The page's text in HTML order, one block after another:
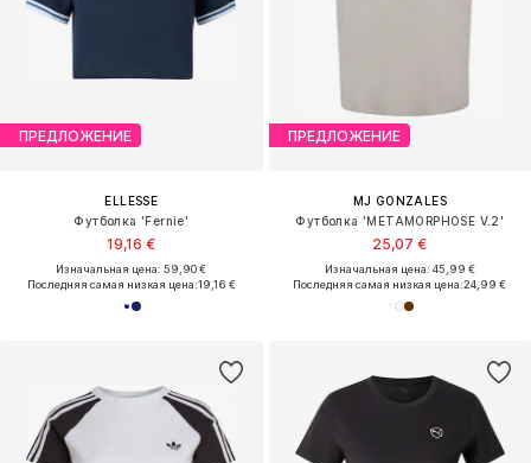
ПРЕДЛОЖЕНИЕ
ELLESSE
Футболка 'Fernie'
19,16 €
Изначальная цена: 59,90 €
Последняя самая низкая цена:19,16 €
ПРЕДЛОЖЕНИЕ
MJ GONZALES
Футболка 'METAMORPHOSE V.2'
25,07 €
Изначальная цена: 45,99 €
Последняя самая низкая цена:24,99 €